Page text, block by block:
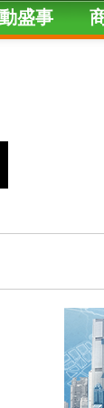
盛事